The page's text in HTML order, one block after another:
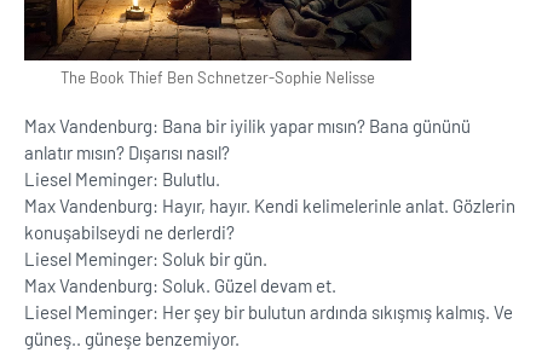
The Book Thief Ben Schnetzer-Sophie Nelisse
Max Vandenburg: Bana bir iyilik yapar mısın? Bana gününü
anlatır mısın? Dışarısı nasıl?
Liesel Meminger: Bulutlu.
Max Vandenburg: Hayır, hayır. Kendi kelimelerinle anlat. Gözlerin
konuşabilseydi ne derlerdi?
Liesel Meminger: Soluk bir gün.
Max Vandenburg: Soluk. Güzel devam et.
Liesel Meminger: Her şey bir bulutun ardında sıkışmış kalmış. Ve
güneş.. güneşe benzemiyor.